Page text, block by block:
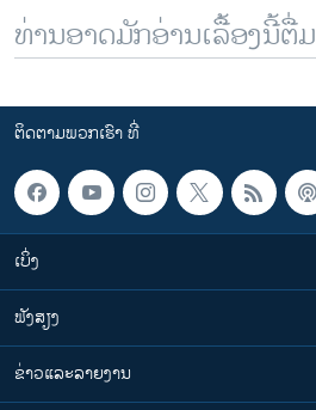
ທ່ານອາດມັກອ່ານເລື້ອງນີ້ຕື່ມ
ຕິດຕາມພວກເຮົາ ທີ່
ເບິ່ງ
ຟັງສຽງ
ຂ່າວແລະລາຍງານ